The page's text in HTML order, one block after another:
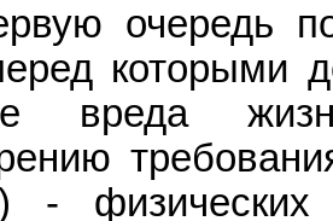
очередь
которыми
вреда
-